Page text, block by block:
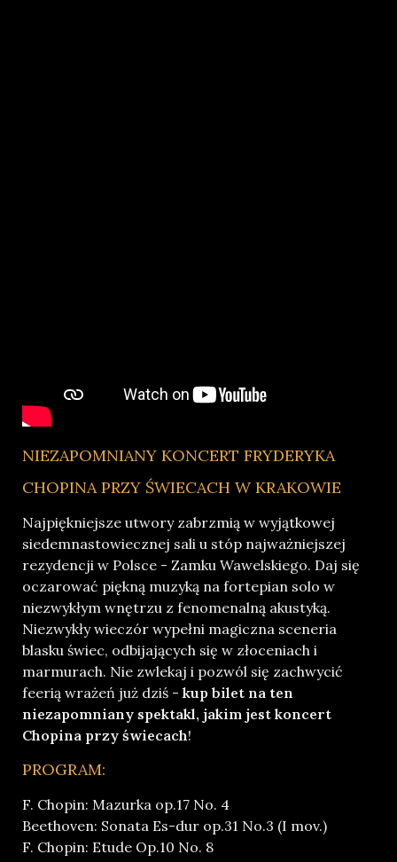
NIEZAPOMNIANY KONCERT FRYDERYKA
CHOPINA PRZY ŚWIECACH W KRAKOWIE
Najpiękniejsze utwory zabrzmią w wyjątkowej
siedemnastowiecznej sali u stóp najważniejszej
rezydencji w Polsce - Zamku Wawelskiego. Daj się
oczarować piękną muzyką na fortepian solo w
niezwykłym wnętrzu z fenomenalną akustyką.
Niezwykły wieczór wypełni magiczna sceneria
blasku świec, odbijających się w złoceniach i
marmurach. Nie zwlekaj i pozwól się zachwycić
feerią wrażeń już dziś - kup bilet na ten
niezapomniany spektakl, jakim jest koncert
Chopina przy świecach!
PROGRAM:
F. Chopin: Mazurka op.17 No. 4
Beethoven: Sonata Es-dur op.31 No.3 (I mov.)
F. Chopin: Etude Op.10 No. 8